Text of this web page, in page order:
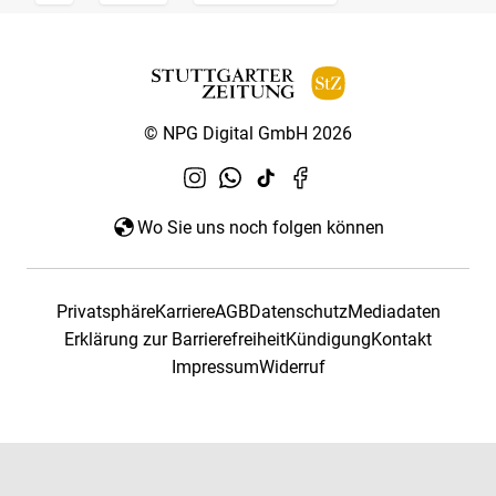
© NPG Digital GmbH 2026
Wo Sie uns noch folgen können
PrivatsphäreKarriereAGBDatenschutzMediadaten
Erklärung zur BarrierefreiheitKündigungKontakt
ImpressumWiderruf